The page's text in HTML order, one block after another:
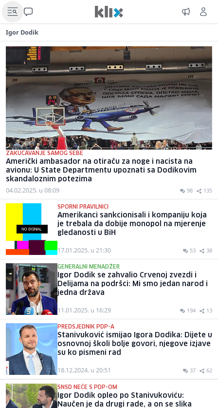
Igor Dodik
ZAKUCAVANJE SAMOG SEBE
Američki ambasador na otiraču za noge i nacista na
avionu: U State Departmentu upoznati sa Dodikovim
skandaloznim potezima
04.02.2025. u 08:09 98 135
SPORNI PRAVILNICI
Amerikanci sankcionisali i kompaniju koja
je trebala da dobije monopol na mjerenje
gledanosti u BiH
17.01.2025. u 21:30 53 38
GENERALNI MENADŽER
Igor Dodik se zahvalio Crvenoj zvezdi i
Delijama na podršci: Mi smo jedan narod i
jedna država
11.01.2025. u 16:29 194 13
PREDSJEDNIK PDP-A
Stanivuković ismijao Igora Dodika: Dijete u
osnovnoj školi bolje govori, njegove izjave
su ko pismeni rad
18.12.2024. u 20:51 37 62
SNSD NEĆE S PDP-OM
Igor Dodik opleo po Stanivukoviću:
Naučen je da drugi rade, a on se slika